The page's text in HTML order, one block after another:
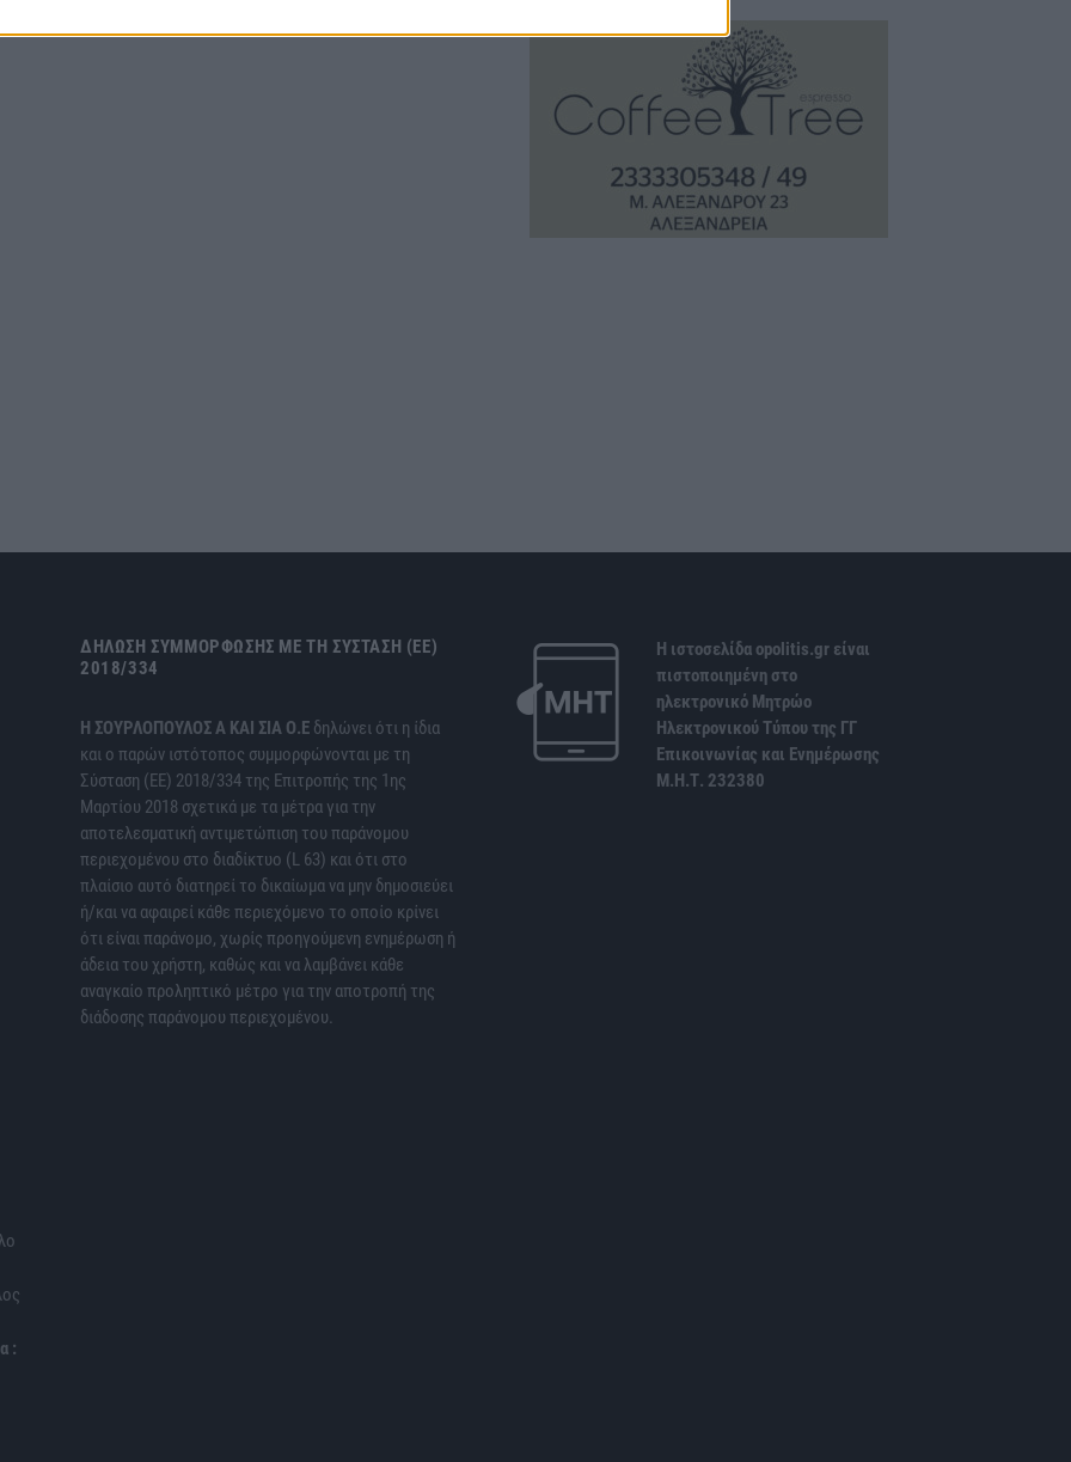
:
ΔΉΛΩΣΗ ΣΥΜΜΌΡΦΩΣΗΣ ΜΕ ΤΗ ΣΎΣΤΑΣΗ (ΕΕ)
2018/334
H ΣΟΥΡΛΟΠΟΥΛΟΣ Α ΚΑΙ ΣΙΑ Ο.Ε δηλώνει ότι η ίδια
και ο παρών ιστότοπος συμμορφώνονται με τη
Σύσταση (ΕΕ) 2018/334 της Επιτροπής της 1ης
Μαρτίου 2018 σχετικά με τα μέτρα για την
αποτελεσματική αντιμετώπιση του παράνομου
περιεχομένου στο διαδίκτυο (L 63) και ότι στο
πλαίσιο αυτό διατηρεί το δικαίωμα να μην δημοσιεύει
ή/και να αφαιρεί κάθε περιεχόμενο το οποίο κρίνει
ότι είναι παράνομο, χωρίς προηγούμενη ενημέρωση ή
άδεια του χρήστη, καθώς και να λαμβάνει κάθε
αναγκαίο προληπτικό μέτρο για την αποτροπή της
διάδοσης παράνομου περιεχομένου.
Η ιστοσελίδα opolitis.gr είναι
πιστοποιημένη στο
ηλεκτρονικό Μητρώο
Ηλεκτρονικού Τύπου της ΓΓ
Επικοινωνίας και Ενημέρωσης
Μ.Η.Τ. 232380